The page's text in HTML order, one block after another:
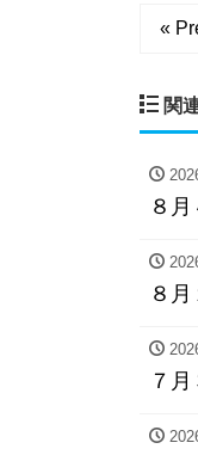
«
関
８
８
７